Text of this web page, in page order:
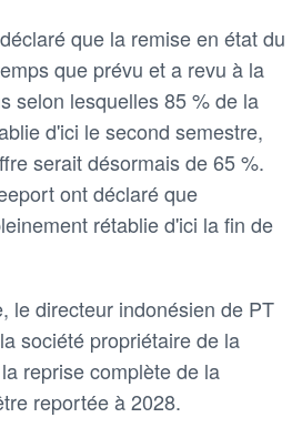
que la remise en état du
que prévu et a revu à la
selon lesquelles 85 % de la
d'ici le second semestre,
serait désormais de 65 %.
ont déclaré que
rétablie d'ici la fin de
le directeur indonésien de PT
société propriétaire de la
reprise complète de la
reportée à 2028.